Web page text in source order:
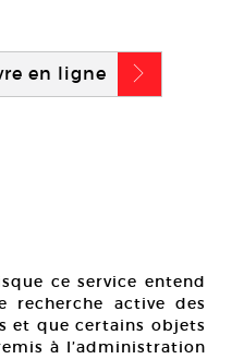
en ligne b
ce service entend
active des
et que certains objets
à l’administration